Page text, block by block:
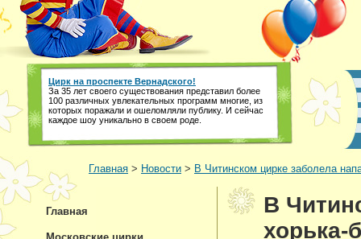
Цирк на проспекте Вернадского!
За 35 лет своего существования представил более
100 различных увлекательных программ многие, из
которых поражали и ошеломляли публику. И сейчас
каждое шоу уникально в своем роде.
Главная > Новости > В Читинском цирке заболела
В
хорька-
Главная